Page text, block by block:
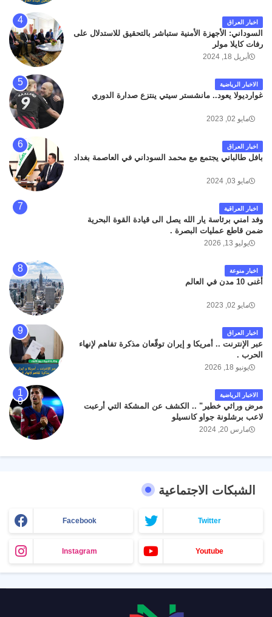
اخبار العراق
السوداني: الأجهزة الأمنية ستباشر بالتحقيق للاستدلال على
رفات كايلا مولر
أبريل 18, 2024
الاخبار الرياضية
غوارديولا يعود.. مانشستر سيتي ينتزع صدارة الدوري
مايو 02, 2023
اخبار العراق
بافل طالباني يجتمع مع محمد السوداني في العاصمة بغداد
مايو 03, 2024
اخبار العراقية
وفد امني برئاسة يار الله يصل الى قيادة القوة البحرية
ضمن قاطع عمليات البصرة .
يوليو 13, 2026
اخبار منوعة
أغنى 10 مدن في العالم
مايو 02, 2023
اخبار العراق
عبر الإنترنت .. أمريكا و إيران توقّعان مذكرة تفاهم لإنهاء
الحرب .
يونيو 18, 2026
الاخبار الرياضية
مرض وراثي خطير" .. الكشف عن المشكة التي أرعبت
لاعب برشلونة جواو كانسيلو
مارس 20, 2024
الشبكات الاجتماعية
Facebook Twitter
Instagram Youtube